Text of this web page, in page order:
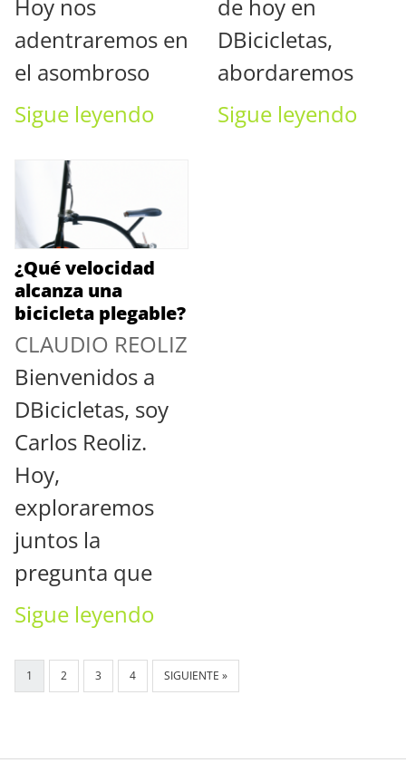
Hoy nos
adentraremos en
el asombroso
Sigue leyendo
de hoy en
DBicicletas,
abordaremos
Sigue leyendo
¿Qué velocidad
alcanza una
bicicleta plegable?
CLAUDIO REOLIZ
Bienvenidos a
DBicicletas, soy
Carlos Reoliz.
Hoy,
exploraremos
juntos la
pregunta que
Sigue leyendo
1 2 3 4 SIGUIENTE »